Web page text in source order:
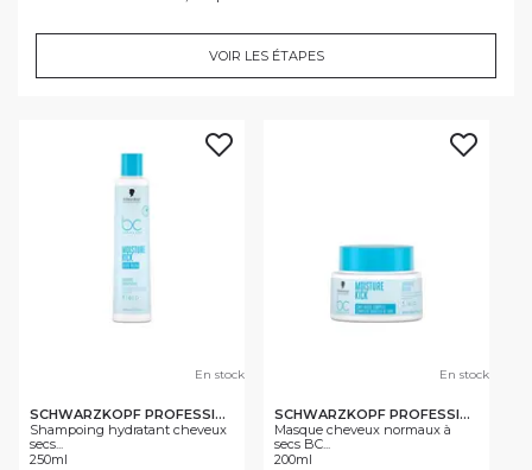
VOIR LES ÉTAPES
En stock
SCHWARZKOPF PROFESSIONAL
Shampoing hydratant cheveux
secs...
250ml
En stock
SCHWARZKOPF PROFESSIONAL
Masque cheveux normaux à
secs BC...
200ml